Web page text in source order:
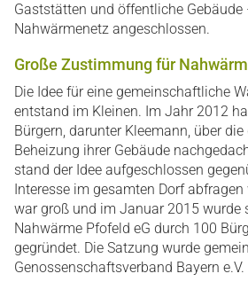
Gaststätten und öffentliche Gebäude
Nahwärmenetz angeschlossen.
Große Zustimmung für
Die Idee für eine gemeinschaftliche
entstand im Kleinen. Im Jahr 2012
Bürgern, darunter Kleemann, über
Beheizung ihrer Gebäude
stand der Idee aufgeschlossen
Interesse im gesamten Dorf
war groß und im Januar 2015 wurde
Nahwärme Pfofeld eG durch 100
gegründet. Die Satzung wurde
Genossenschaftsverband Bayern